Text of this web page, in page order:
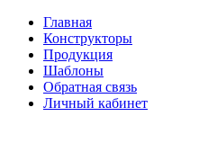
Главная
Конструкторы
Продукция
Шаблоны
Обратная связь
Личный кабинет